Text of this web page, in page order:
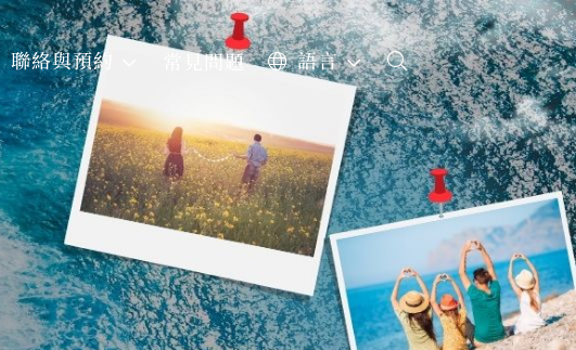
聯絡與預約 常見問題 語言